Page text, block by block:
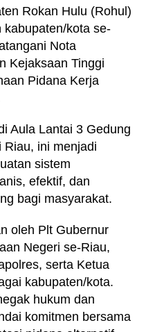
Rokan Hulu (Rohul)
kabupaten/kota se-
Nota
Kejaksaan Tinggi
Pidana Kerja
Aula Lantai 3 Gedung
Riau, ini menjadi
sistem
efektif, dan
bagi masyarakat.
oleh Plt Gubernur
Negeri se-Riau,
serta Ketua
kabupaten/kota.
hukum dan
komitmen bersama